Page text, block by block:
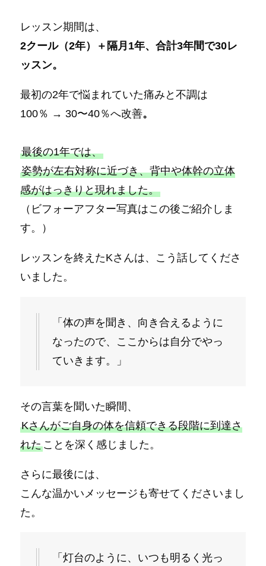
レッスン期間は、
2クール（2年）＋隔月1年、合計3年間で30レ
ッスン。
最初の2年で悩まれていた痛みと不調は
100％ → 30〜40％へ改善。
最後の1年では、
姿勢が左右対称に近づき、背中や体幹の立体
感がはっきりと現れました。
（ビフォーアフター写真はこの後ご紹介しま
す。）
レッスンを終えたKさんは、こう話してくださ
いました。
「体の声を聞き、向き合えるように
なったので、ここからは自分でやっ
ていきます。」
その言葉を聞いた瞬間、
Kさんがご自身の体を信頼できる段階に到達さ
れたことを深く感じました。
さらに最後には、
こんな温かいメッセージも寄せてくださいまし
た。
「灯台のように、いつも明るく光っ